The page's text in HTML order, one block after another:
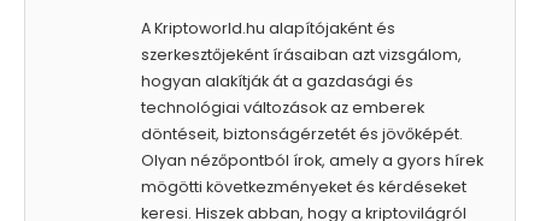
A Kriptoworld.hu alapítójaként és
szerkesztőjeként írásaiban azt vizsgálom,
hogyan alakítják át a gazdasági és
technológiai változások az emberek
döntéseit, biztonságérzetét és jövőképét.
Olyan nézőpontból írok, amely a gyors hírek
mögötti következményeket és kérdéseket
keresi. Hiszek abban, hogy a kriptovilágról